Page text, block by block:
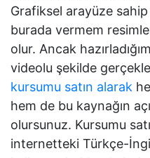
Grafiksel arayüze sahip
burada vermem
olur. Ancak
videolu şekilde
kursumu satın alarak
hem de bu kaynağın
olursunuz. Kursumu
internetteki Türkçe-